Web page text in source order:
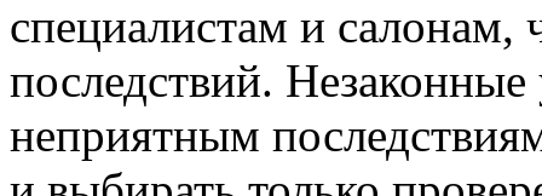
специалистам и салонам,
последствий.
неприятным